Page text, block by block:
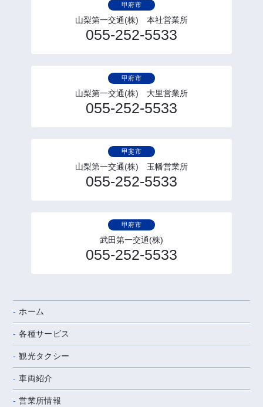
甲府市
山梨第一交通(株) 本社営業所
055-252-5533
甲府市
山梨第一交通(株) 大里営業所
055-252-5533
甲斐市
山梨第一交通(株) 玉幡営業所
055-252-5533
甲府市
武田第一交通(株)
055-252-5533
ホーム
各種サービス
観光タクシー
車両紹介
営業所情報